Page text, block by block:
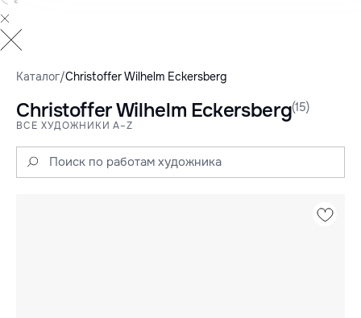
Каталог/Christoffer Wilhelm Eckersberg
Christoffer Wilhelm Eckersberg(15)
ВСЕ ХУДОЖНИКИ A–Z